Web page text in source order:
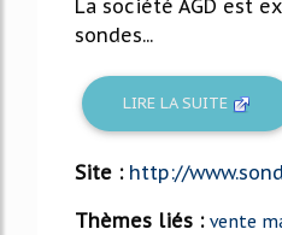
La société AGD est
sondes...
LIRE LA SUITE
Site : http://
Thèmes liés : vente